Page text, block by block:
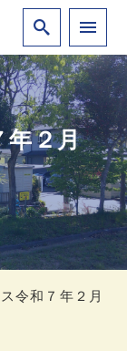
年２月
令和７年２月